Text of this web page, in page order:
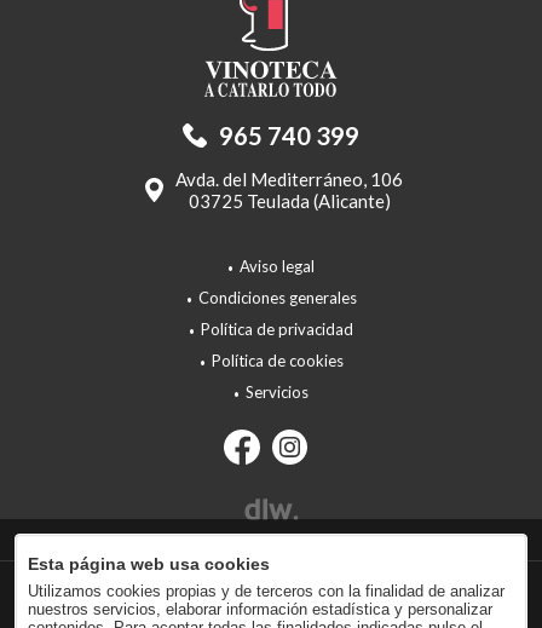
965 740 399
Avda. del Mediterráneo, 106
03725 Teulada (Alicante)
Aviso legal
Condiciones generales
Política de privacidad
Política de cookies
Servicios
Esta página web usa cookies
Utilizamos cookies propias y de terceros con la finalidad de analizar
nuestros servicios, elaborar información estadística y personalizar